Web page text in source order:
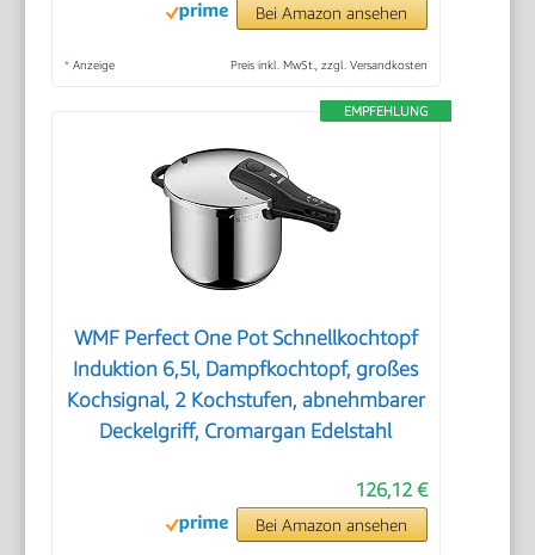
Bei Amazon ansehen
* Anzeige Preis inkl. MwSt., zzgl. Versandkosten
EMPFEHLUNG
WMF Perfect One Pot Schnellkochtopf
Induktion 6,5l, Dampfkochtopf, großes
Kochsignal, 2 Kochstufen, abnehmbarer
Deckelgriff, Cromargan Edelstahl
126,12 €
Bei Amazon ansehen